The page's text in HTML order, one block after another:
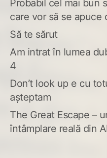
Probabil cel mai bun
care vor să se apuce
Să te sărut
Am intrat în lumea
4
Don’t look up e cu
așteptam
The Great Escape –
întâmplare reală din